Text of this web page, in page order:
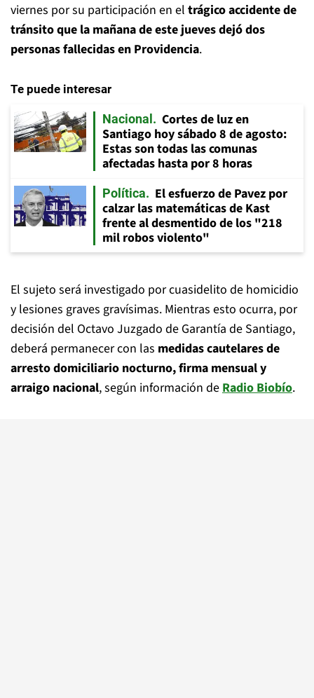
viernes por su participación en el trágico accidente de
tránsito que la mañana de este jueves dejó dos
personas fallecidas en Providencia.
Te puede interesar
Nacional
Cortes de luz en
Santiago hoy sábado 8 de agosto:
Estas son todas las comunas
afectadas hasta por 8 horas
Política
El esfuerzo de Pavez por
calzar las matemáticas de Kast
frente al desmentido de los "218
mil robos violento"
El sujeto será investigado por cuasidelito de homicidio
y lesiones graves gravísimas. Mientras esto ocurra, por
decisión del Octavo Juzgado de Garantía de Santiago,
deberá permanecer con las medidas cautelares de
arresto domiciliario nocturno, firma mensual y
arraigo nacional, según información de Radio Biobío.